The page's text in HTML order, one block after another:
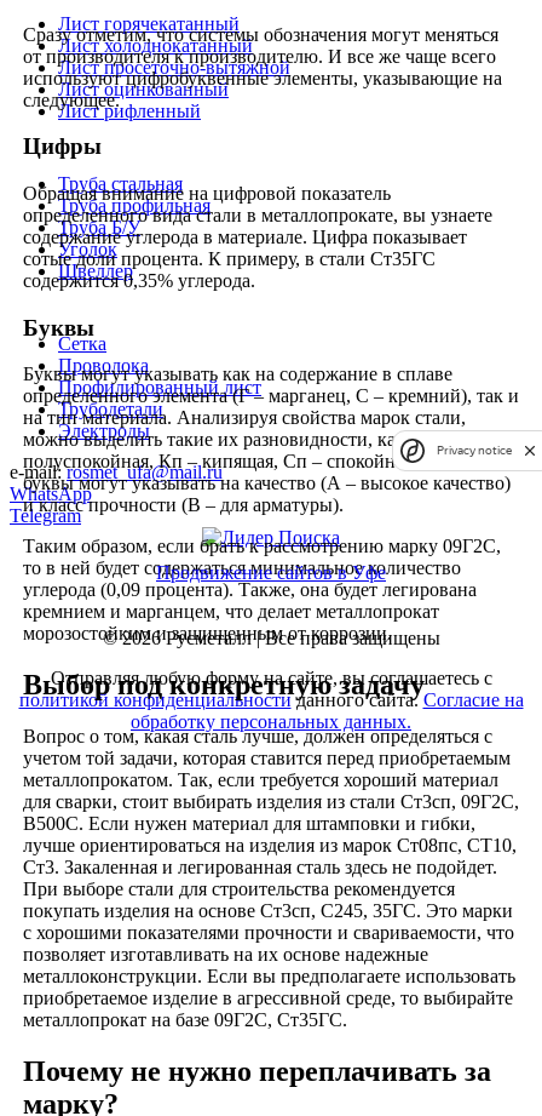
Сразу отметим, что системы обозначения могут меняться
от производителя к производителю. И все же чаще всего
используют цифробуквенные элементы, указывающие на
следующее.
Цифры
Обращая внимание на цифровой показатель
определенного вида стали в металлопрокате, вы узнаете
содержание углерода в материале. Цифра показывает
сотые доли процента. К примеру, в стали Ст35ГС
содержится 0,35% углерода.
Буквы
Буквы могут указывать как на содержание в сплаве
определенного элемента (Г – марганец, С – кремний), так и
на тип материала. Анализируя свойства марок стали,
можно выделить такие их разновидности, как Пс –
полуспокойная, Кп – кипящая, Сп – спокойная. Также
буквы могут указывать на качество (А – высокое качество)
и класс прочности (В – для арматуры).
Таким образом, если брать к рассмотрению марку 09Г2С,
то в ней будет содержаться минимальное количество
углерода (0,09 процента). Также, она будет легирована
кремнием и марганцем, что делает металлопрокат
морозостойким и защищенным от коррозии.
Выбор под конкретную задачу
Вопрос о том, какая сталь лучше, должен определяться с
учетом той задачи, которая ставится перед приобретаемым
металлопрокатом. Так, если требуется хороший материал
для сварки, стоит выбирать изделия из стали Ст3сп, 09Г2С,
В500С. Если нужен материал для штамповки и гибки,
лучше ориентироваться на изделия из марок Ст08пс, СТ10,
Ст3. Закаленная и легированная сталь здесь не подойдет.
При выборе стали для строительства рекомендуется
покупать изделия на основе Ст3сп, С245, 35ГС. Это марки
с хорошими показателями прочности и свариваемости, что
позволяет изготавливать на их основе надежные
металлоконструкции. Если вы предполагаете использовать
приобретаемое изделие в агрессивной среде, то выбирайте
металлопрокат на базе 09Г2С, Ст35ГС.
Почему не нужно переплачивать за
марку?
Лист горячекатанный
Лист холоднокатанный
Лист просеточно-вытяжной
Лист оцинкованный
Лист рифленный
Труба стальная
Труба профильная
Труба Б/У
Уголок
Швеллер
Сетка
Проволока
Профилированный лист
Трубодетали
Электроды
e-mail:rosmet_ufa@mail.ru
WhatsApp
Telegram
Продвижение сайтов в Уфе
© 2026 Русметалл | Все права защищены
Отправляя любую форму на сайте, вы соглашаетесь с
политикой конфиденциальностиданного сайта.Согласие на
обработку персональных данных.
Privacy notice